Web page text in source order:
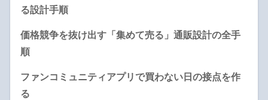
る設計手順
価格競争を抜け出す「集めて売る」通販設計の全手
順
ファンコミュニティアプリで買わない日の接点を作
る